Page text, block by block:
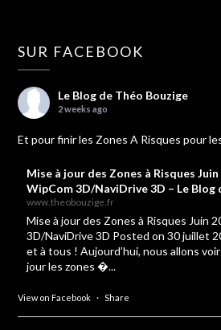
SUR FACEBOOK
Le Blog de Théo Bouzige
2 weeks ago
Et pour finir les Zones A Risques pour
Mise à jour des Zones à Risques Juin
WipCom 3D/NaviDrive 3D – Le Blog
www.theobouzige.fr
Mise à jour des Zones à Risques Juin
3D/NaviDrive 3D Posted on 30 juillet
et à tous ! Aujourd’hui, nous allons
jour les zones �...
View on Facebook · Share